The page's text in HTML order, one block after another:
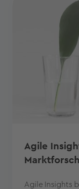
Agile
Agile Insights